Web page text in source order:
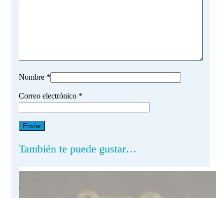
Nombre *
Correo electrónico *
También te puede gustar…